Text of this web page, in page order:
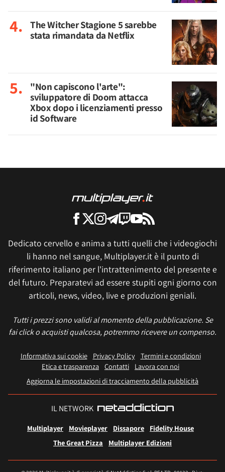
The Witcher Stagione 5 sarebbe
stata rimandata da Netflix
"Non capiscono l'arte":
sviluppatore di Doom attacca
Xbox dopo i licenziamenti presso
id Software
Dedicato cervello e anima a tutti quelli che i videogiochi
li hanno nel sangue, Multiplayer.it è il punto di
riferimento italiano per l'intrattenimento del presente e
del futuro. Preparatevi ad essere stupiti ogni giorno con
articoli, news, video, live e produzioni geniali.
Tutti i prezzi sono validi al momento della pubblicazione. Se
fai click o acquisti qualcosa, potremmo ricevere un compenso.
Informativa sui cookie Privacy Policy
Termini e condizioni
Etica e trasparenza Contatti
Lavora con noi
Aggiorna le impostazioni di tracciamento della pubblicità
IL NETWORK
Multiplayer Movieplayer Dissapore
Fidelity House
The Great Pizza
Multiplayer Edizioni